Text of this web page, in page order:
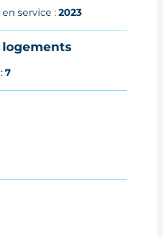
service :2023
:7